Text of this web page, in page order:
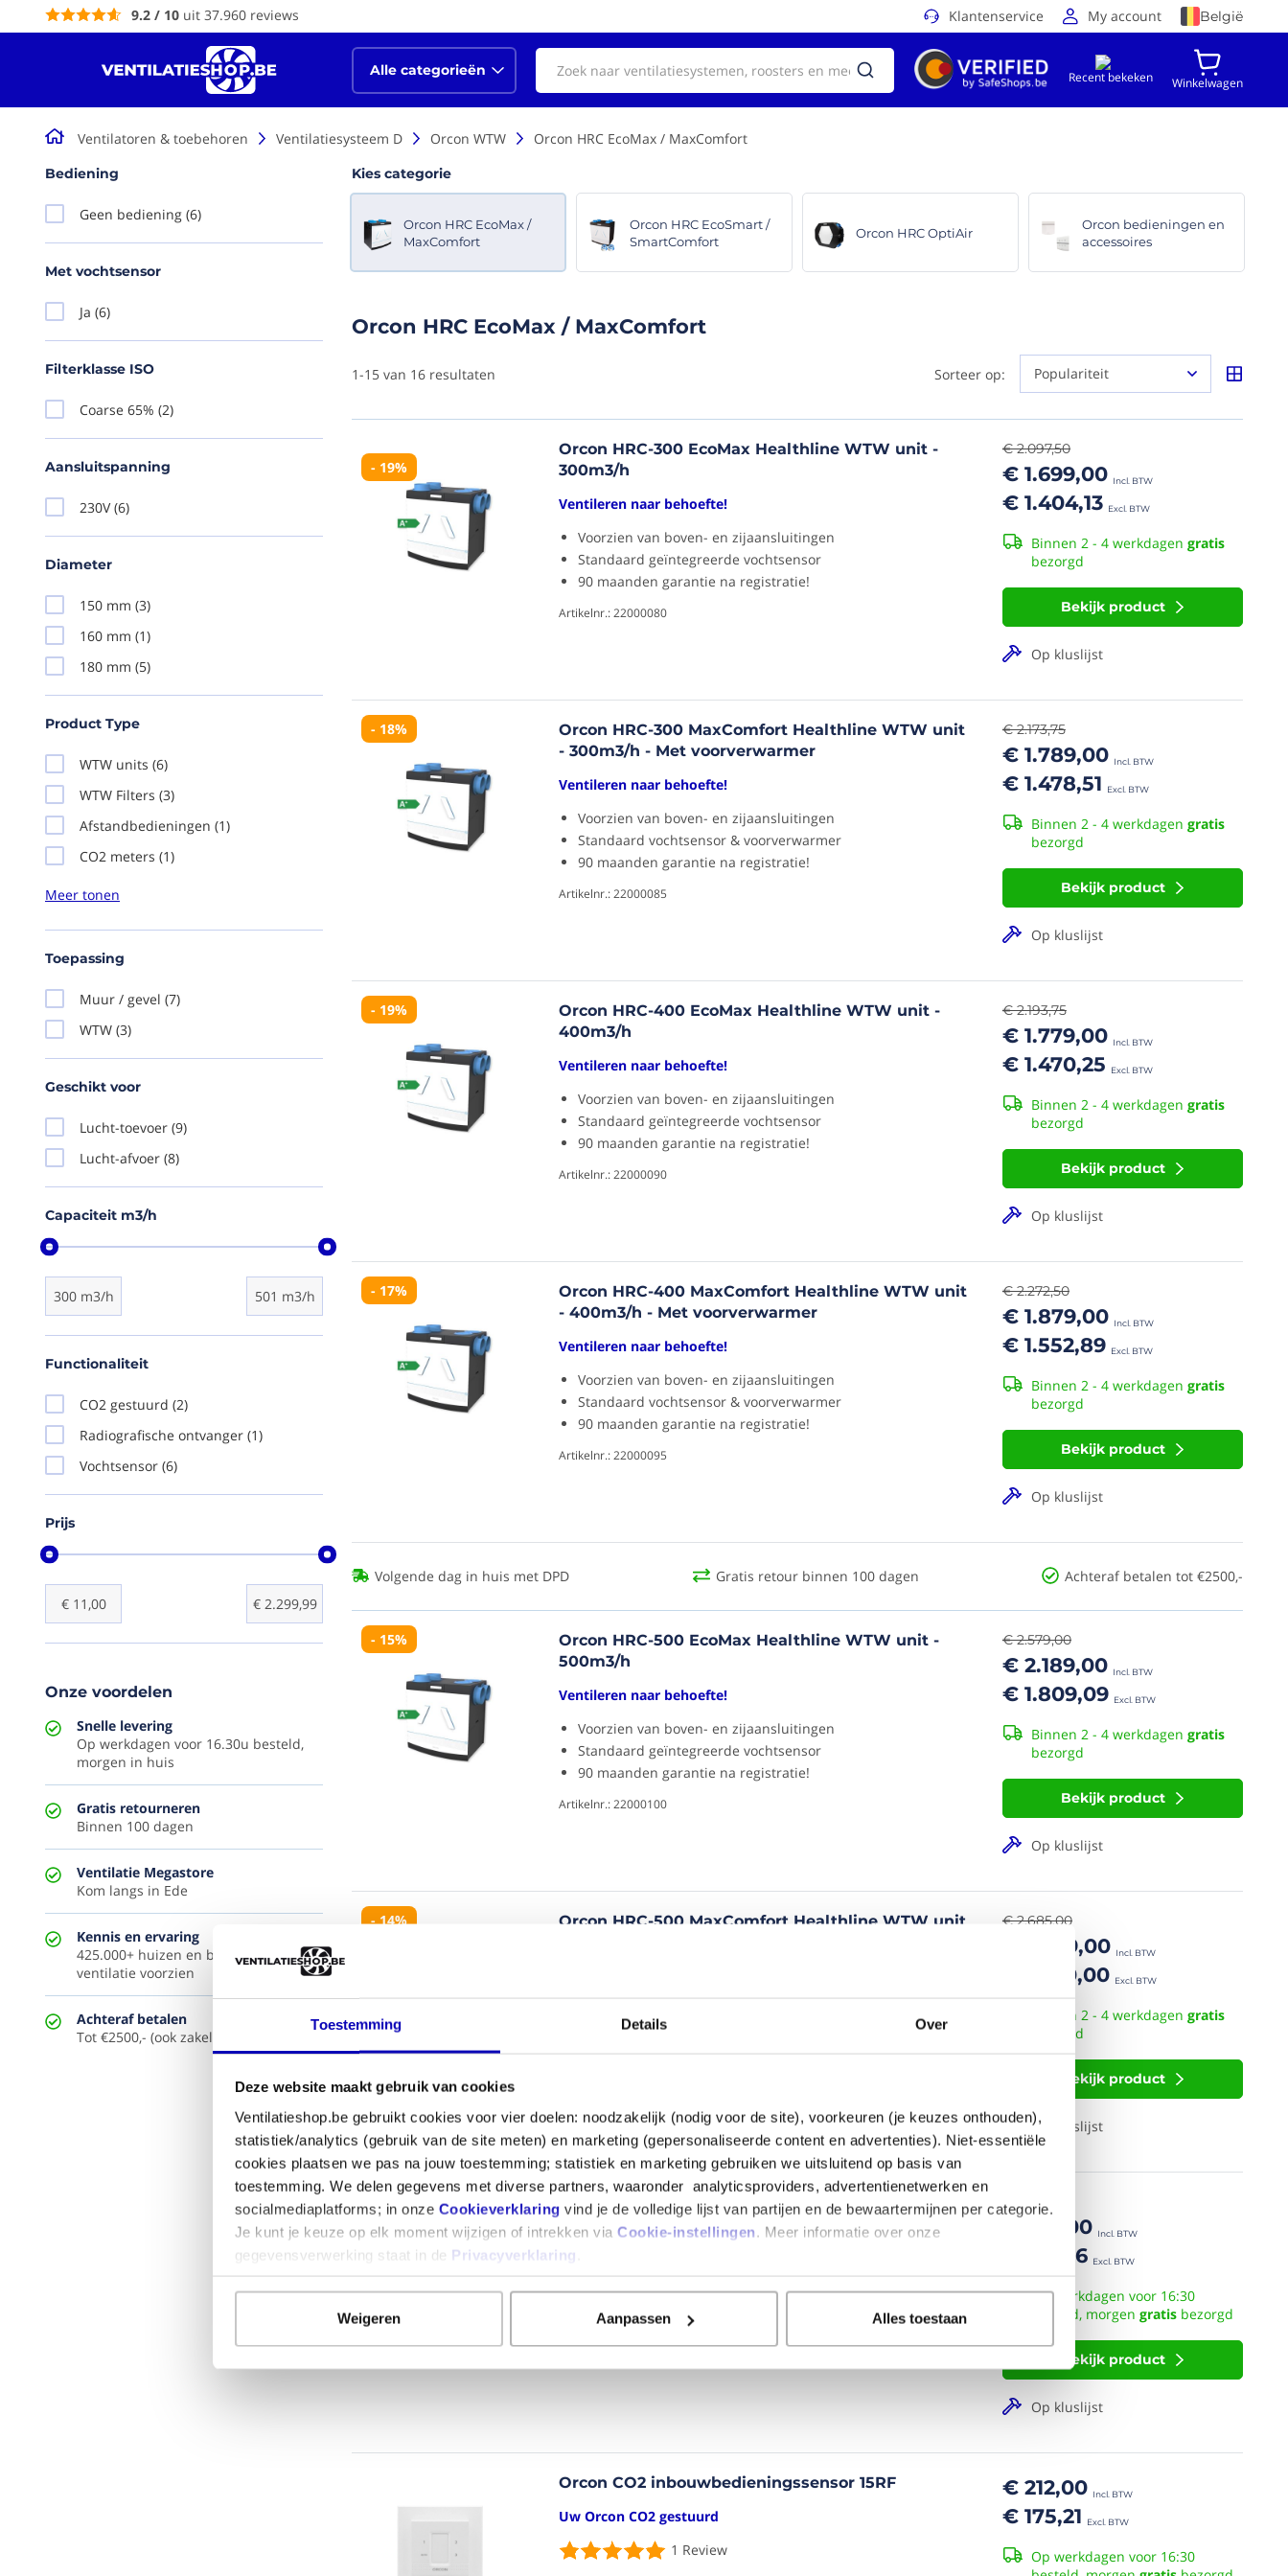
Toestemming Details Over
Deze website maakt gebruik van cookies
Ventilatieshop.be gebruikt cookies voor vier doelen: noodzakelijk (nodig voor de site), voorkeuren (je keuzes onthouden),
statistiek/analytics (gebruik van de site meten) en marketing (gepersonaliseerde content en advertenties). Niet-essentiële
cookies plaatsen we pas na jouw toestemming; statistiek en marketing gebruiken we uitsluitend op basis van
toestemming. We delen gegevens met diverse partners, waaronder analyticsproviders, advertentienetwerken en
socialmediaplatforms; in onze Cookieverklaring vind je de volledige lijst van partijen en de bewaartermijnen per categorie.
Je kunt je keuze op elk moment wijzigen of intrekken via Cookie-instellingen. Meer informatie over onze
gegevensverwerking staat in de Privacyverklaring
Weigeren Aanpassen Alles toestaan
inhoud
My account België
Klantenservice
9.2 / 10 uit 37.960 reviews
Recent bekeken Winkelwagen
Alle categorieën
Ventilatoren & toebehoren Ventilatiesysteem D Orcon WTW Orcon HRC EcoMax / MaxComfort
Kies categorie
Orcon HRC EcoMax /
MaxComfort
Orcon HRC EcoSmart /
SmartComfort
Orcon HRC OptiAir
Orcon bedieningen en
accessoires
Orcon HRC EcoMax / MaxComfort
1-15 van 16 resultaten Sorteer op:
- 19%
Orcon HRC-300 EcoMax Healthline WTW unit -
300m3/h
Ventileren naar behoefte!
Voorzien van boven- en zijaansluitingen
Standaard geïntegreerde vochtsensor
90 maanden garantie na registratie!
Artikelnr.: 22000080
€ 1.699,00
€ 1.404,13
€ 2.097,50
Binnen 2 - 4 werkdagen gratis
bezorgd
Bekijk product
Op kluslijst
- 18%
Orcon HRC-300 MaxComfort Healthline WTW unit
- 300m3/h - Met voorverwarmer
Ventileren naar behoefte!
Voorzien van boven- en zijaansluitingen
Standaard vochtsensor & voorverwarmer
90 maanden garantie na registratie!
Artikelnr.: 22000085
€ 1.789,00
€ 1.478,51
€ 2.173,75
Binnen 2 - 4 werkdagen gratis
bezorgd
Bekijk product
Op kluslijst
- 19%
Orcon HRC-400 EcoMax Healthline WTW unit -
400m3/h
Ventileren naar behoefte!
Voorzien van boven- en zijaansluitingen
Standaard geïntegreerde vochtsensor
90 maanden garantie na registratie!
Artikelnr.: 22000090
€ 1.779,00
€ 1.470,25
€ 2.193,75
Binnen 2 - 4 werkdagen gratis
bezorgd
Bekijk product
Op kluslijst
- 17%
Orcon HRC-400 MaxComfort Healthline WTW unit
- 400m3/h - Met voorverwarmer
Ventileren naar behoefte!
Voorzien van boven- en zijaansluitingen
Standaard vochtsensor & voorverwarmer
90 maanden garantie na registratie!
Artikelnr.: 22000095
€ 1.879,00
€ 1.552,89
€ 2.272,50
Binnen 2 - 4 werkdagen gratis
bezorgd
Bekijk product
Op kluslijst
- 15%
Orcon HRC-500 EcoMax Healthline WTW unit -
500m3/h
Ventileren naar behoefte!
Voorzien van boven- en zijaansluitingen
Standaard geïntegreerde vochtsensor
90 maanden garantie na registratie!
Artikelnr.: 22000100
€ 2.189,00
€ 1.809,09
€ 2.579,00
Binnen 2 - 4 werkdagen gratis
bezorgd
Bekijk product
Op kluslijst
- 14%
Orcon HRC-500 MaxComfort Healthline WTW unit
Standaard vochtsensor & voorverwarmer
90 maanden garantie na registratie!
€ 2.299,00
€ 1.900,00
€ 2.685,00
Binnen 2 - 4 werkdagen gratis
bezorgd
Bekijk product
Op kluslijst
- 25%
Orcon CO2 ruimtesensor 15RF
Jouw Orcon draadloos gestuurd
Automatische CO2 monitoring
Draadloze bediening
Artikelnr.: 21800040
€ 229,00
€ 189,26
€ 305,33
Op werkdagen voor 16:30
besteld, morgen gratisbezorgd
Bekijk product
Op kluslijst
Orcon CO2 inbouwbedieningssensor 15RF
Uw Orcon CO2 gestuurd
1 Review
€ 212,00
€ 175,21
Op werkdagen voor 16:30
Volgende dag in huis met DPD Gratis retour binnen 100 dagen Achteraf betalen tot €2500,-
Bediening
Geen bediening (6)
Met vochtsensor
Ja (6)
Filterklasse ISO
Coarse 65% (2)
Aansluitspanning
230V (6)
Diameter
150 mm (3)
160 mm (1)
180 mm (5)
Product Type
WTW units (6)
WTW Filters (3)
Afstandbedieningen (1)
CO2 meters (1)
Montagemateriaal
Toepassing
Muur / gevel (7)
WTW (3)
Geschikt voor
Lucht-toevoer (9)
Lucht-afvoer (8)
Capaciteit m3/h
300 m3/h 501 m3/h
Functionaliteit
CO2 gestuurd (2)
Radiografische ontvanger (1)
Vochtsensor (6)
Prijs
€ 11,00 € 2.299,99
Onze voordelen
Snelle levering
Op werkdagen voor 16.30u besteld,
morgen in huis
Gratis retourneren
Binnen 100 dagen
Ventilatie Megastore
Kom langs in Ede
Kennis en ervaring
425.000+ huizen en bedrijven van
ventilatie voorzien
Achteraf betalen
Tot €2500,- (ook zakelijk)